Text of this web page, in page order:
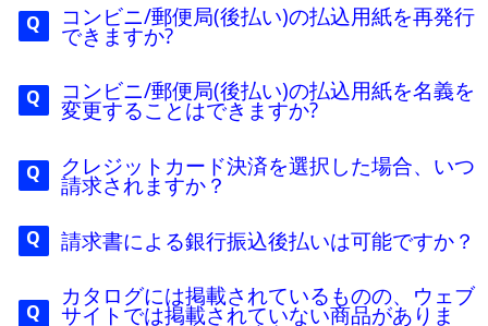
コンビニ/郵便局(後払い)の払込用紙を再発行
できますか?
コンビニ/郵便局(後払い)の払込用紙を名義を
変更することはできますか?
クレジットカード決済を選択した場合、いつ
請求されますか？
請求書による銀行振込後払いは可能ですか？
カタログには掲載されているものの、ウェブ
サイトでは掲載されていない商品がありま